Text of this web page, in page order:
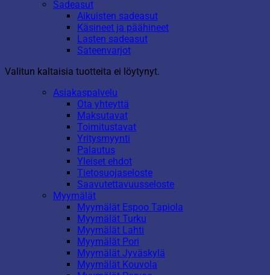
Sadeasut
Aikuisten sadeasut
Käsineet ja päähineet
Lasten sadeasut
Sateenvarjot
Valitun kaltaisia tuotteita ei löytynyt.
Asiakaspalvelu
Ota yhteyttä
Maksutavat
Toimitustavat
Yritysmyynti
Palautus
Yleiset ehdot
Tietosuojaseloste
Saavutettavuusseloste
Myymälät
Myymälät Espoo Tapiola
Myymälät Turku
Myymälät Lahti
Myymälät Pori
Myymälät Jyväskylä
Myymälät Kouvola